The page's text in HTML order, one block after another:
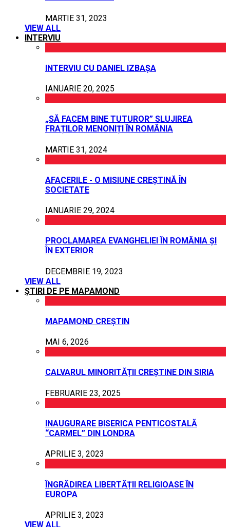
MARTIE 31, 2023
VIEW ALL
INTERVIU
INTERVIU CU DANIEL IZBAȘA
IANUARIE 20, 2025
„SĂ FACEM BINE TUTUROR” SLUJIREA
FRAȚILOR MENONIȚI ÎN ROMÂNIA
MARTIE 31, 2024
AFACERILE - O MISIUNE CREȘTINĂ ÎN
SOCIETATE
IANUARIE 29, 2024
PROCLAMAREA EVANGHELIEI ÎN ROMÂNIA ȘI
ÎN EXTERIOR
DECEMBRIE 19, 2023
VIEW ALL
ȘTIRI DE PE MAPAMOND
MAPAMOND CREȘTIN
MAI 6, 2026
CALVARUL MINORITĂȚII CREȘTINE DIN SIRIA
FEBRUARIE 23, 2025
INAUGURARE BISERICA PENTICOSTALĂ
“CARMEL” DIN LONDRA
APRILIE 3, 2023
ÎNGRĂDIREA LIBERTĂȚII RELIGIOASE ÎN
EUROPA
APRILIE 3, 2023
VIEW ALL